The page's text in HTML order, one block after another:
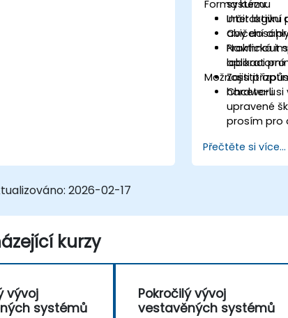
systému
Určit logiku
aby
Navrhnout
aplikaci
Zajistit
hardwaru
Forma kurzu:
Interaktivní
Cvičení a
Praktická
Možnosti
Chcete-li si
upravené
prosím pro
Přečtěte si více...
2026-02-17
kurzy
vývoj
systémů
Pokročilý vývoj
vestavěných systémů